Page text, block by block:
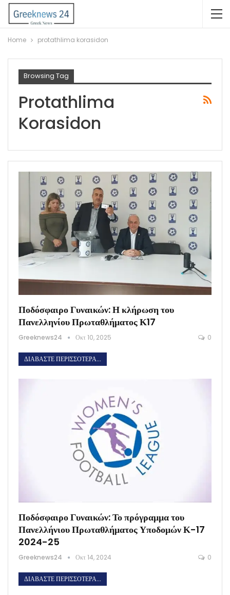
Home protathlima korasidon
Browsing Tag
Protathlima
Korasidon
Ποδόσφαιρο Γυναικών: Η κλήρωση του
Πανελληνίου Πρωταθλήματος Κ17
Greeknews24 Οκτ 10, 2025 0
ΔΙΑΒΆΣΤΕ ΠΕΡΙΣΣΌΤΕΡΑ...
Ποδόσφαιρο Γυναικών: Το πρόγραμμα του
Πανελλήνιου Πρωταθλήματος Υποδομών Κ-17
2024-25
Greeknews24 Οκτ 14, 2024 0
ΔΙΑΒΆΣΤΕ ΠΕΡΙΣΣΌΤΕΡΑ...